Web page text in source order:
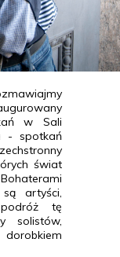
w Sali
- spotkań
świat
artyści,
tę
solistów,